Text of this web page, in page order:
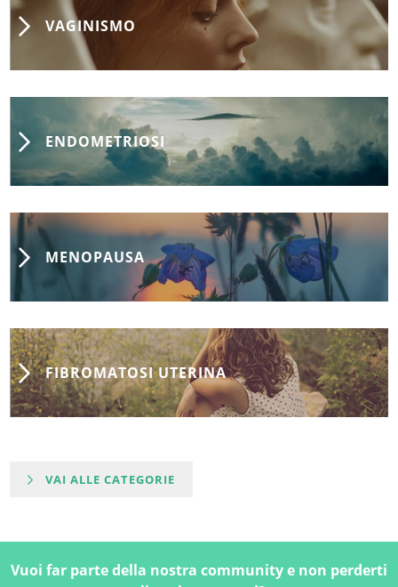
VAGINISMO
ENDOMETRIOSI
MENOPAUSA
FIBROMATOSI UTERINA
VAI ALLE CATEGORIE
Vuoi far parte della nostra community e non perderti